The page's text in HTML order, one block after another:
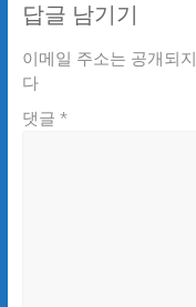
답글 남기기
이메일 주소는 공개되
다
댓글 *